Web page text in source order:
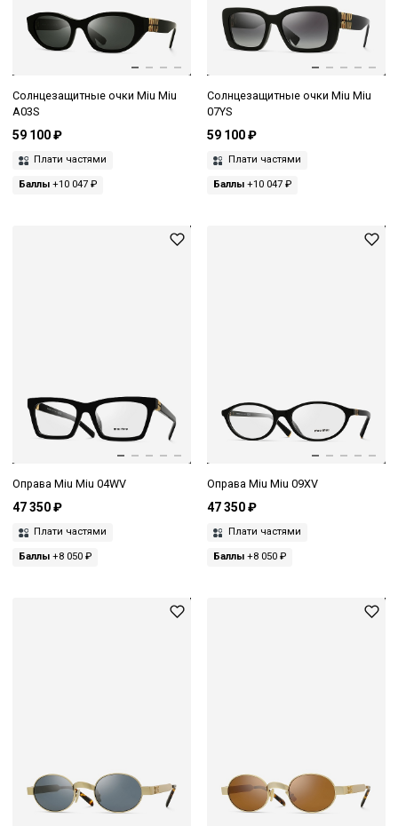
Солнцезащитные очки Miu Miu
A03S
59 100 ₽
Плати частями
Баллы +10 047 ₽
Солнцезащитные очки Miu Miu
07YS
59 100 ₽
Плати частями
Баллы+10 047 ₽
Оправа Miu Miu 04WV
47 350 ₽
Плати частями
Баллы +8 050 ₽
Оправа Miu Miu 09XV
47 350 ₽
Плати частями
Баллы+8 050 ₽